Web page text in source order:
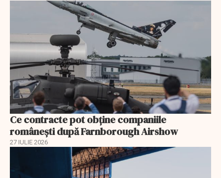
Ce contracte pot obține companiile
românești după Farnborough Airshow
27 IULIE 2026